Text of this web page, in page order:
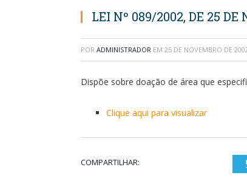
LEI Nº 089/2002, DE 25 DE
POR ADMINISTRADOR EM 25 DE NOVEMBRO DE
Dispõe sobre doação de área que
Clique aqui para visualizar
COMPARTILHAR: